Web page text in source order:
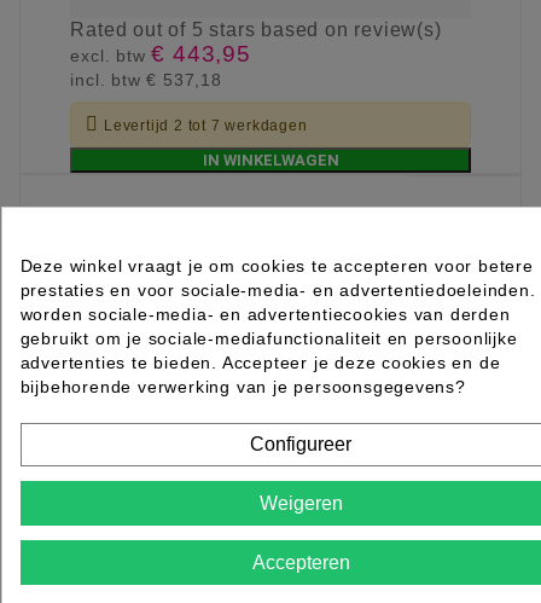
Ratedout of 5 stars based on review(s)
excl. btw€ 443,95
incl. btw€ 537,18
 Levertijd 2 tot 7 werkdagen
IN WINKELWAGEN
Deze winkel vraagt je om cookies te accepteren voor betere
prestaties en voor sociale-media- en advertentiedoeleinden.
worden sociale-media- en advertentiecookies van derden
gebruikt om je sociale-mediafunctionaliteit en persoonlijke
advertenties te bieden. Accepteer je deze cookies en de
bijbehorende verwerking van je persoonsgegevens?
Configureer
Weigeren
Accepteren